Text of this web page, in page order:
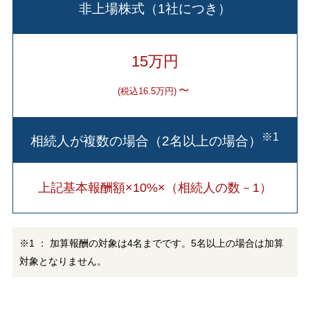
非上場株式（1社につき）
15万円
(税込16.5万円) ～
相続人が複数の場合（2名以上の場合） ※1
上記基本報酬額×10%×（相続人の数－1）
※1 ： 加算報酬の対象は4名までです。5名以上の場合は加算
対象となりません。